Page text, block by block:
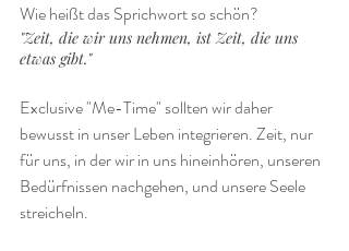
Wie heißt das Sprichwort so schön?
"Zeit, die wir uns nehmen, ist Zeit, die uns
etwas gibt."
Exclusive "Me-Time" sollten wir daher
bewusst in unser Leben integrieren. Zeit, nur
für uns, in der wir in uns hineinhören, unseren
Bedürfnissen nachgehen, und unsere Seele
streicheln.